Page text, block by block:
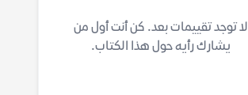
لا توجد تقييمات بعد. كن أنت أول من
يشارك رأيه حول هذا الكتاب.